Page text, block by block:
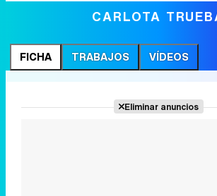
CARLOTA
FICHA TRABAJOS VÍDEOS
Eliminar anuncios